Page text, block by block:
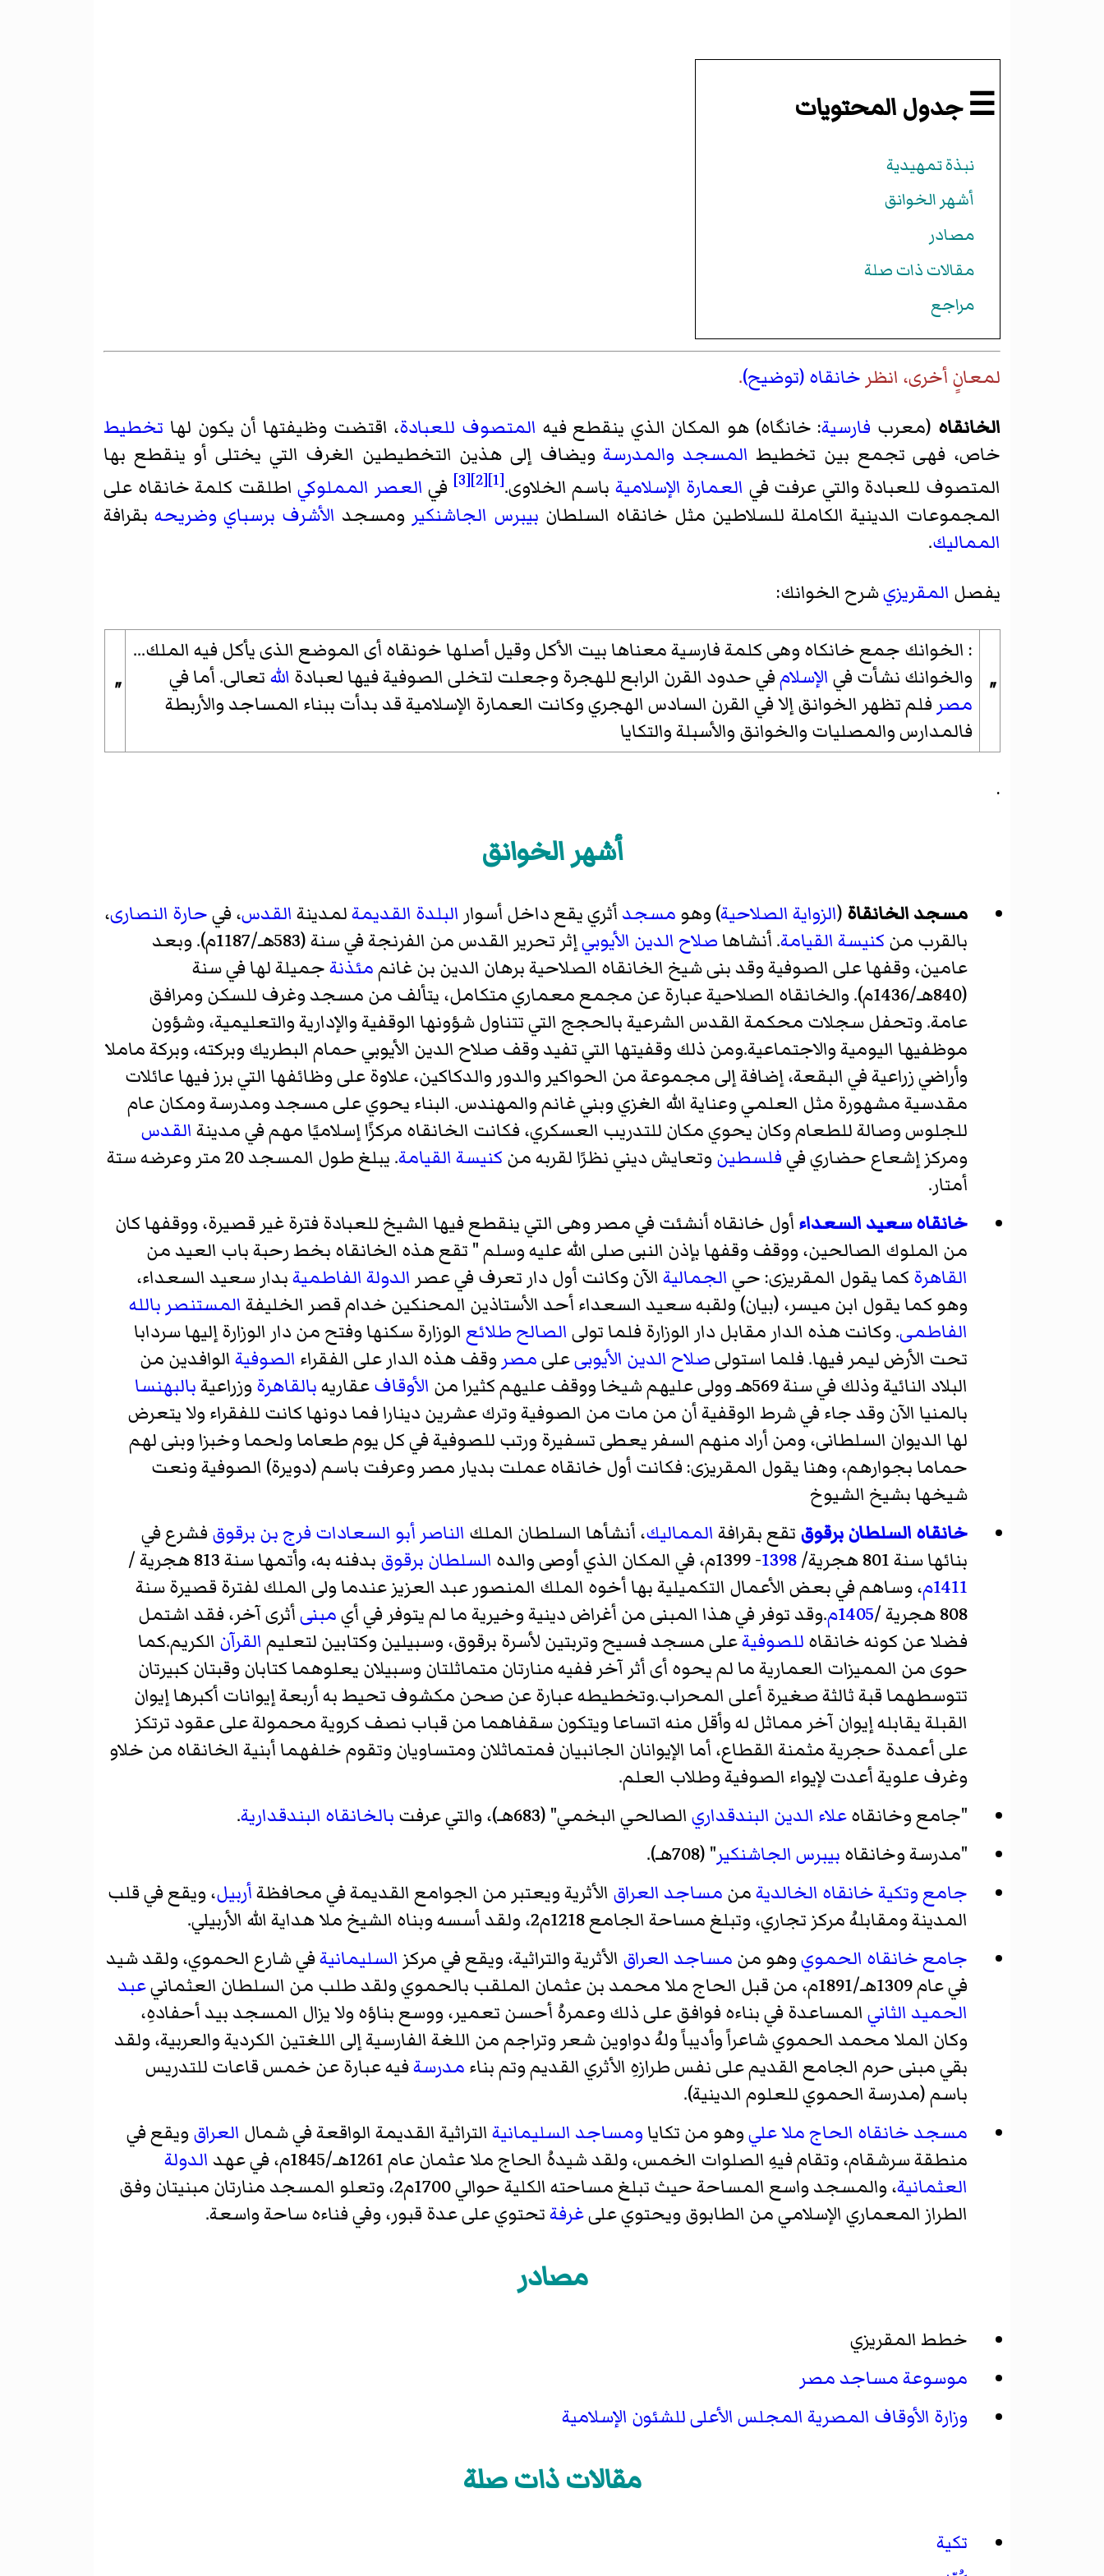
☰ جدول المحتويات
نبذة تمهيدية
أشهر الخوانق
مصادر
مقالات ذات صلة
مراجع
لمعانٍ أخرى، انظر خانقاه (توضيح).
الخانقاه (معرب فارسية: خانگاه) هو المكان الذي ينقطع فيه المتصوف للعبادة، اقتضت وظيفتها أن يكون لها تخطيط
خاص، فهى تجمع بين تخطيط المسجد والمدرسةويضاف إلى هذين التخطيطين الغرف التي يختلى أو ينقطع بها
المتصوف للعبادة والتي عرفت في العمارة الإسلامية باسم الخلاوى.
[1]
[2]
[3] في العصر المملوكياطلقت كلمة خانقاه على
المجموعات الدينية الكاملة للسلاطين مثل خانقاه السلطان بيبرس الجاشنكير ومسجد الأشرف برسباي وضريحهبقرافة
المماليك.
يفصل المقريزيشرح الخوانك:
"
: الخوانك جمع خانكاه وهى كلمة فارسية معناها بيت الأكل وقيل أصلها خونقاه أى الموضع الذى يأكل فيه الملك...
والخوانك نشأت في الإسلامفي حدود القرن الرابع للهجرة وجعلت لتخلى الصوفية فيها لعبادة الله تعالى. أما في
مصر فلم تظهر الخوانق إلا في القرن السادس الهجري وكانت العمارة الإسلامية قد بدأت ببناء المساجد والأربطة
فالمدارس والمصليات والخوانق والأسبلة والتكايا
"
.
أشهر الخوانق
مسجد الخانقاة (الزواية الصلاحية) وهو مسجد أثري يقع داخل أسوار البلدة القديمةلمدينة القدس، فيحارة النصارى،
بالقرب من كنيسة القيامة. أنشاها صلاح الدين الأيوبي
إثر تحرير القدس من الفرنجة في سنة (583هـ/1187م). وبعد
عامين، وقفها على الصوفية وقد بنى شيخ الخانقاه الصلاحية برهان الدين بن غانممئذنةجميلة لها في سنة
(840هـ/1436م). والخانقاه الصلاحية عبارة عن مجمع معماري متكامل، يتألف من مسجد وغرف للسكن ومرافق
عامة. وتحفل سجلات محكمة القدس الشرعية بالحجج التي تتناول شؤونها الوقفية والإدارية والتعليمية، وشؤون
موظفيها اليومية والاجتماعية.ومن ذلك وقفيتها التي تفيد وقف صلاح الدين الأيوبي حمام البطريك وبركته، وبركة ماملا
وأراضي زراعية في البقعة، إضافة إلى مجموعة من الحواكير والدور والدكاكين، علاوة على وظائفها التي برز فيها عائلات
مقدسية مشهورة مثل العلمي وعناية الله الغزي وبني غانم والمهندس. البناء يحوي على مسجد ومدرسة ومكان عام
للجلوس وصالة للطعام وكان يحوي مكان للتدريب العسكري، فكانت الخانقاه مركزًا إسلاميًا مهم في مدينة القدس
ومركز إشعاع حضاري فيفلسطين وتعايش ديني نظرًا لقربه من كنيسة القيامة
. يبلغ طول المسجد 20 متر وعرضه ستة
أمتار.
خانقاه سعيد السعداء أول خانقاه أنشئت في مصر وهى التي ينقطع فيها الشيخ للعبادة فترة غير قصيرة، ووقفها كان
من الملوك الصالحين، ووقف وقفها بإذن النبى صلى الله عليه وسلم " تقع هذه الخانقاه بخط رحبةباب العيد من
القاهرة كما يقول المقريزى: حي الجمالية الآن وكانت أول دار تعرف في عصر الدولة الفاطميةبدار سعيد السعداء،
وهو كما يقول ابن ميسر، (بيان) ولقبه سعيد السعداء أحد الأستاذين المحنكين خدام قصر الخليفة المستنصر بالله
الفاطمى. وكانت هذه الدار مقابل دار الوزارة فلما تولى الصالح طلائع الوزارة سكنها وفتح من دار الوزارة إليها سردابا
تحت الأرض ليمر فيها. فلما استولىصلاح الدين الأيوبىعلىمصر وقف هذه الدار على الفقراء الصوفية الوافدين من
البلاد النائية وذلك في سنة 569هـ وولى عليهم شيخا ووقف عليهم كثيرا من
الأوقافعقاريهبالقاهرة وزراعيةبالبهنسا
بالمنيا الآن وقد جاء في شرط الوقفية أن من مات من الصوفية وترك عشرين دينارا فما دونها كانت للفقراء ولا يتعرض
لها الديوان السلطانى، ومن أراد منهم السفر يعطى تسفيرة ورتب للصوفية في كل يوم طعاما ولحما وخبزا وبنى لهم
حماما بجوارهم، وهنا يقول المقريزى: فكانت أول خانقاه عملت بديار مصر وعرفت باسم (دويرة) الصوفية ونعت
شيخها بشيخ الشيوخ
خانقاه السلطان برقوق تقعبقرافة المماليك، أنشأها السلطان الملك الناصر أبو السعادات فرج بن برقوق فشرع في
بنائها سنة 801 هجرية/
1398- 1399م، في المكان الذي أوصى والده السلطان برقوق بدفنه به، وأتمها سنة 813 هجرية /
1411م ، وساهم في بعض الأعمال التكميلية بها أخوه الملك المنصور عبد العزيز عندما ولى الملك لفترة قصيرة سنة
808 هجرية /
1405م .وقد توفر في هذا المبنى من أغراض دينية وخيرية ما لم يتوفر في أيمبنىأثرى آخر، فقد اشتمل
فضلا عن كونه خانقاه للصوفيةعلى مسجد فسيح وتربتين لأسرة برقوق، وسبيلين وكتابين لتعليم القرآن الكريم.كما
حوى من المميزات العمارية ما لم يحوه أى أثر آخر ففيه منارتان متماثلتان وسبيلان يعلوهما كتابان وقبتان كبيرتان
تتوسطهما قبة ثالثة صغيرة أعلى المحراب.وتخطيطه عبارة عن صحن مكشوف تحيط به أربعة إيوانات أكبرها إيوان
القبلة يقابله إيوان آخر مماثل له وأقل منه اتساعا ويتكون سقفاهما من قباب نصف كروية محمولة على عقود ترتكز
على أعمدة حجرية مثمنة القطاع، أما الإيوانان الجانبيان فمتماثلان ومتساويان وتقوم خلفهما أبنية الخانقاه من خلاو
وغرف علوية أعدت لإيواء الصوفية وطلاب العلم.
"جامع وخانقاهعلاء الدين البندقداري الصالحي البخمي" (683هـ)، والتي عرفت بالخانقاه البندقدارية.
"مدرسة وخانقاه بيبرس الجاشنكير" (708هـ).
جامع وتكية خانقاه الخالديةمن مساجد العراق الأثرية ويعتبر من الجوامع القديمة في محافظةأربيل، ويقع في قلب
المدينة ومقابلهُ مركز تجاري، وتبلغ مساحة الجامع 1218م2، ولقد أسسه وبناه الشيخ ملا هداية الله الأربيلي.
جامع خانقاه الحمويوهو من مساجد العراق الأثرية والتراثية، ويقع في مركز السليمانيةفي شارع الحموي، ولقد شيد
في عام 1309هـ/1891م، من قبل الحاج ملا محمد بن عثمان الملقب بالحموي ولقد طلب من السلطان العثماني
عبد
الحميد الثاني المساعدة في بناءه فوافق على ذلك وعمرهُ أحسن تعمير، ووسع بناؤه ولا يزال المسجد بيد أحفادهِ،
وكان الملا محمد الحموي شاعراً وأديباً ولهُ دواوين شعر وتراجم من اللغة الفارسية إلى اللغتين الكردية والعربية، ولقد
بقي مبنى حرم الجامع القديم على نفس طرازهِ الأثري القديم وتم بناء مدرسةفيه عبارة عن خمس قاعات للتدريس
باسم (مدرسة الحموي للعلوم الدينية).
مسجد خانقاه الحاج ملا عليوهو من تكايا ومساجد السليمانية التراثية القديمة الواقعة في شمال العراق ويقع في
منطقة سرشقام، وتقام فيهِ الصلوات الخمس، ولقد شيدهُ الحاج ملا عثمان عام 1261هـ/1845م، في عهد
الدولة
العثمانية
، والمسجد واسع المساحة حيث تبلغ مساحته الكلية حوالي 1700م2، وتعلو المسجد منارتان مبنيتان وفق
الطراز المعماري الإسلامي من الطابوق ويحتوي علىغرفةتحتوي على عدة قبور، وفي فناءه ساحة واسعة.
مصادر
خطط المقريزي
موسوعة مساجد مصر
وزارة الأوقاف المصرية المجلس الأعلى للشئون الإسلامية
مقالات ذات صلة
تكية